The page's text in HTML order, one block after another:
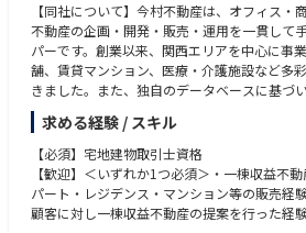
【同社について】今村不動産は、オフィス・
不動産の企画・開発・販売・運用を一貫して
パーです。創業以来、関西エリアを中心に事
舗、賃貸マンション、医療・介護施設など多
きました。また、独自のデータベースに基づ
る対応を強みとしています。
【OMI事業部について】OMI（Order Made
イド型不動産投資サービスで、特にアパート
す。投資家の希望に合わせて、土地探しから
理までワンストップで提供しています。
【お任せする業務】反響営業を中心に、自社
求める経験 / スキル
【必須】宅地建物取引士資格
【歓迎】＜いずれか1つ必須＞・一棟収益不
パート・レジデンス・マンション等の販売経
顧客に対し一棟収益不動産の提案を行った経